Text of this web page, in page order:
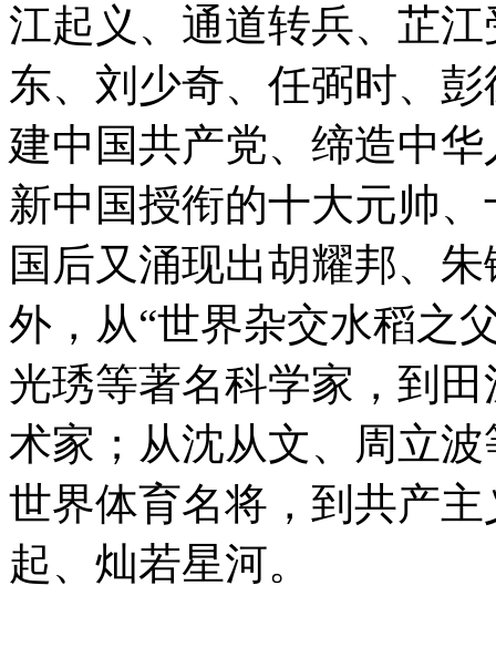
江起义、通道转兵、芷
东、刘少奇、任弼时、
建中国共产党、缔造中
新中国授衔的十大元帅
国后又涌现出胡耀邦、
外，从“世界杂交水稻之
光琇等著名科学家，到
术家；从沈从文、周立
世界体育名将，到共产
起、灿若星河。